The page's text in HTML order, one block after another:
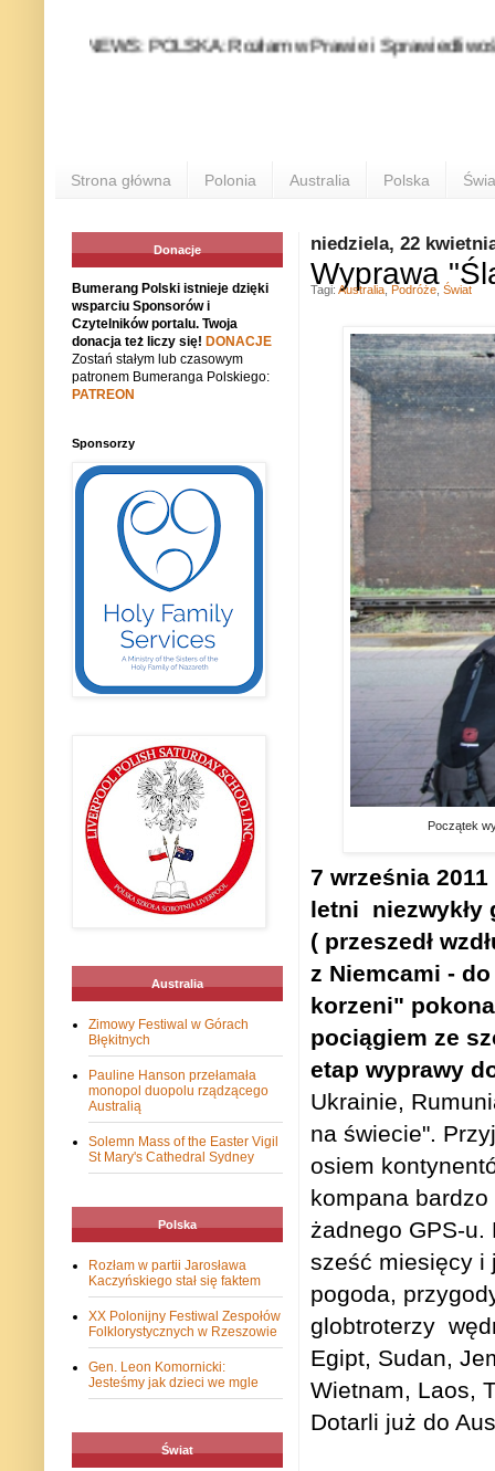
NEWS: POLSKA: Rozłam w Prawie i Sprawiedliwości
Strona główna Polonia Australia Polska
niedziela, 22
Wyprawa
Początek
7 września
letni
( przeszedł
z Niemcami -
korzeni"
pociągiem ze
etap wyprawy
Ukrainie,
na świecie".
osiem
kompana
żadnego GPS-
sześć miesięcy i
pogoda,
globtroterzy
Egipt, Sudan,
Wietnam, Laos,
Dotarli już do
Tagi: Australia Podróże Świat
Donacje
Bumerang Polski istnieje dzięki
wsparciu Sponsorów i
Czytelników portalu. Twoja
donacja też liczy się! DONACJE
Zostań stałym lub czasowym
patronem Bumeranga Polskiego:
PATREON
Sponsorzy
Australia
Zimowy Festiwal w Górach
Błękitnych
Pauline Hanson przełamała
monopol duopolu rządzącego
Australią
Solemn Mass of the Easter Vigil
St Mary's Cathedral Sydney
Polska
Rozłam w partii Jarosława
Kaczyńskiego stał się faktem
XX Polonijny Festiwal Zespołów
Folklorystycznych w Rzeszowie
Gen. Leon Komornicki:
Jesteśmy jak dzieci we mgle
Świat